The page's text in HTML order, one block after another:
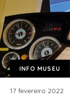
INFO MUSEU
17 fevereiro 2022